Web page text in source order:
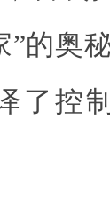
”的奥
了控